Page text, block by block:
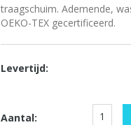
traagschuim. Ademende,
OEKO-TEX gecertificeerd.
Levertijd:
Aantal: